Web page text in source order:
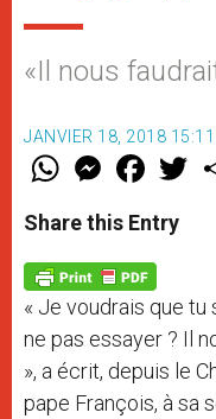
«Il nous
JANVIER 18, 2018 15:11
W
t
s
p
p
M
e
s
e
g
e
r
F
a
e
b
o
k
w
Share this Entry
« Je voudrais que
ne pas essayer ? Il
», a écrit, depuis le
pape François, à sa